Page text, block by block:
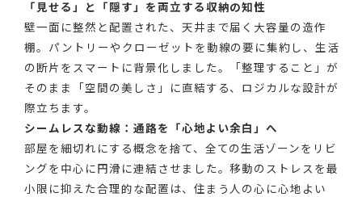
「見せる」と「隠す」を両立する収納の知性
壁一面に整然と配置された、天井まで届く大容量の造作
棚。パントリーやクローゼットを動線の要に集約し、生活
の断片をスマートに背景化しました。「整理すること」が
そのまま「空間の美しさ」に直結する、ロジカルな設計が
際立ちます。
シームレスな動線：通路を「心地よい余白」へ
部屋を細切れにする概念を捨て、全ての生活ゾーンをリビ
ングを中心に円滑に連結させました。移動のストレスを最
小限に抑えた合理的な配置は、住まう人の心に心地よい